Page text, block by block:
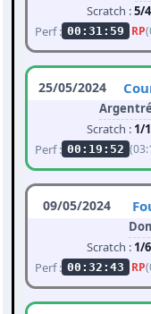
Scratch :5/
Perf : 00:31:59 RP
25/05/2024
Scratch : 1/
Perf : 00:19:52
09/05/2024
Scratch : 1/
Perf : 00:32:43 RP